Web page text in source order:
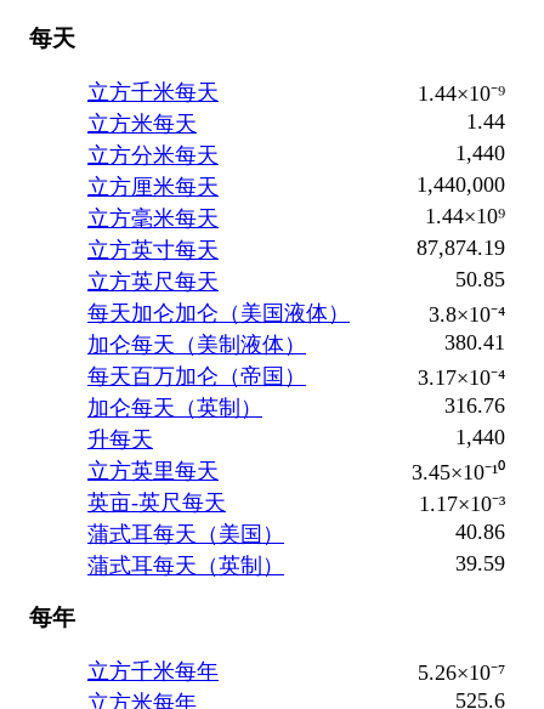
每天
立方千米每天
1.44×10⁻⁹
立方米每天
1.44
立方分米每天
1,440
立方厘米每天
1,440,000
立方毫米每天
1.44×10⁹
立方英寸每天
87,874.19
立方英尺每天
50.85
每天加仑加仑（美国液体）
3.8×10⁻⁴
加仑每天（美制液体）
380.41
每天百万加仑（帝国）
3.17×10⁻⁴
加仑每天（英制）
316.76
升每天
1,440
立方英里每天
3.45×10⁻¹⁰
英亩-英尺每天
1.17×10⁻³
蒲式耳每天（美国）
40.86
蒲式耳每天（英制）
39.59
每年
立方千米每年
5.26×10⁻⁷
立方米每年
525.6